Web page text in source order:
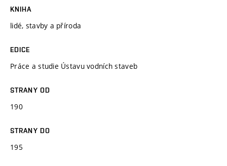
KNIHA
lidé, stavby a příroda
EDICE
Práce a studie Ústavu vodních staveb
STRANY OD
190
STRANY DO
195